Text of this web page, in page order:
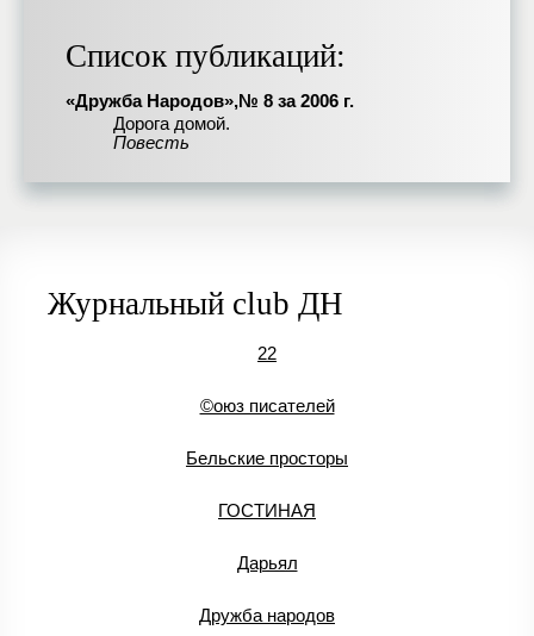
Список публикаций:
«Дружба Народов»,№ 8 за 2006 г.
Дорога домой.
Повесть
Журнальный club ДН
22
©оюз писателей
Бельские просторы
ГОСТИНАЯ
Дарьял
Дружба народов